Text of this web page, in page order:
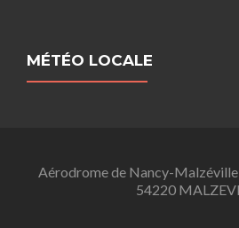
MÉTÉO LOCALE
Aérodrome de Nancy-
54220